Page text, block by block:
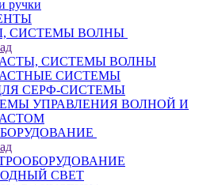
ручки
СИСТЕМЫ ВОЛНЫ
СИСТЕМЫ ВОЛНЫ
СИСТЕМЫ
СЕРФ-СИСТЕМЫ
УПРАВЛЕНИЯ ВОЛНОЙ И
СВЕТ